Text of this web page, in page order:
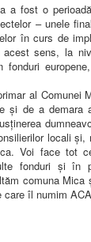
a fost o
– unele
în curs de
sens, la
al Comunei
şi de a demara
locali
Voi face tot
fonduri și în
comuna Mica
îl numim